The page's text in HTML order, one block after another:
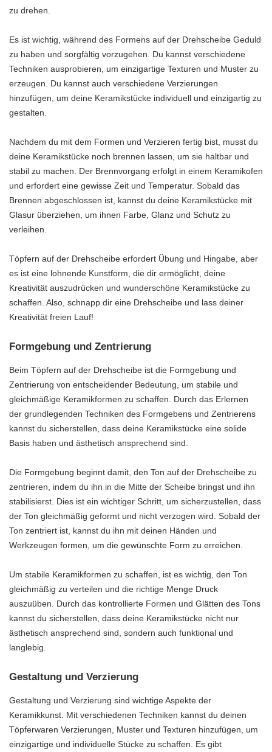
zu drehen.
Es ist wichtig, während des Formens auf der Drehscheibe Geduld
zu haben und sorgfältig vorzugehen. Du kannst verschiedene
Techniken ausprobieren, um einzigartige Texturen und Muster zu
erzeugen. Du kannst auch verschiedene Verzierungen
hinzufügen, um deine Keramikstücke individuell und einzigartig zu
gestalten.
Nachdem du mit dem Formen und Verzieren fertig bist, musst du
deine Keramikstücke noch brennen lassen, um sie haltbar und
stabil zu machen. Der Brennvorgang erfolgt in einem Keramikofen
und erfordert eine gewisse Zeit und Temperatur. Sobald das
Brennen abgeschlossen ist, kannst du deine Keramikstücke mit
Glasur überziehen, um ihnen Farbe, Glanz und Schutz zu
verleihen.
Töpfern auf der Drehscheibe erfordert Übung und Hingabe, aber
es ist eine lohnende Kunstform, die dir ermöglicht, deine
Kreativität auszudrücken und wunderschöne Keramikstücke zu
schaffen. Also, schnapp dir eine Drehscheibe und lass deiner
Kreativität freien Lauf!
Formgebung und Zentrierung
Beim Töpfern auf der Drehscheibe ist die Formgebung und
Zentrierung von entscheidender Bedeutung, um stabile und
gleichmäßige Keramikformen zu schaffen. Durch das Erlernen
der grundlegenden Techniken des Formgebens und Zentrierens
kannst du sicherstellen, dass deine Keramikstücke eine solide
Basis haben und ästhetisch ansprechend sind.
Die Formgebung beginnt damit, den Ton auf der Drehscheibe zu
zentrieren, indem du ihn in die Mitte der Scheibe bringst und ihn
stabilisierst. Dies ist ein wichtiger Schritt, um sicherzustellen, dass
der Ton gleichmäßig geformt und nicht verzogen wird. Sobald der
Ton zentriert ist, kannst du ihn mit deinen Händen und
Werkzeugen formen, um die gewünschte Form zu erreichen.
Um stabile Keramikformen zu schaffen, ist es wichtig, den Ton
gleichmäßig zu verteilen und die richtige Menge Druck
auszuüben. Durch das kontrollierte Formen und Glätten des Tons
kannst du sicherstellen, dass deine Keramikstücke nicht nur
ästhetisch ansprechend sind, sondern auch funktional und
langlebig.
Gestaltung und Verzierung
Gestaltung und Verzierung sind wichtige Aspekte der
Keramikkunst. Mit verschiedenen Techniken kannst du deinen
Töpferwaren Verzierungen, Muster und Texturen hinzufügen, um
einzigartige und individuelle Stücke zu schaffen. Es gibt